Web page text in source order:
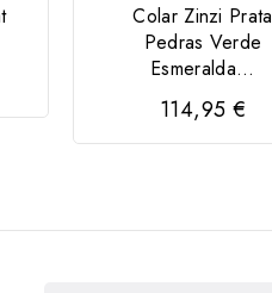
Colar Zinzi Prata
Pedras Verde
Esmeralda...
114,95 €